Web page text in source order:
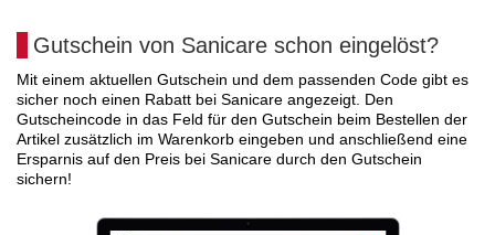
Gutschein von Sanicare schon eingelöst?
Mit einem aktuellen Gutschein und dem passenden Code gibt es
sicher noch einen Rabatt bei Sanicare angezeigt. Den
Gutscheincode in das Feld für den Gutschein beim Bestellen der
Artikel zusätzlich im Warenkorb eingeben und anschließend eine
Ersparnis auf den Preis bei Sanicare durch den Gutschein
sichern!